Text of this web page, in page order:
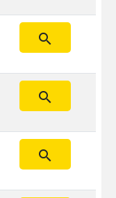
search
search
search